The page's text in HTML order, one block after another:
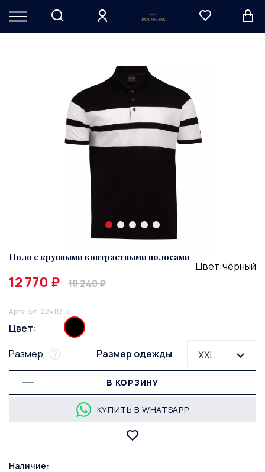
Артикул: 22411316
Поло с крупными контрастными полосами
12 770 ₽ 18 240 ₽
Цвет:чёрный
Цвет:
Размер одежды
XXL
Размер
В КОРЗИНУ
КУПИТЬ В WHATSAPP
Наличие: